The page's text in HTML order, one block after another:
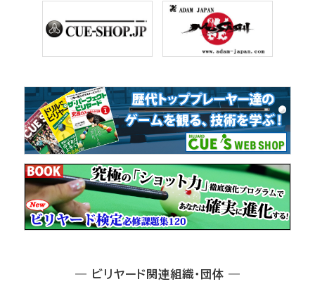
― ビリヤード関連組織・団体 ―